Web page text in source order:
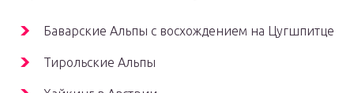
Баварские Альпы с восхождением на Цугшпитце
Тирольские Альпы